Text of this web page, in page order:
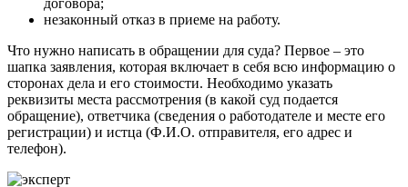
договора;
незаконный отказ в приеме на работу.
Что нужно написать в обращении для суда? Первое – это
шапка заявления, которая включает в себя всю информацию о
сторонах дела и его стоимости. Необходимо указать
реквизиты места рассмотрения (в какой суд подается
обращение), ответчика (сведения о работодателе и месте его
регистрации) и истца (Ф.И.О. отправителя, его адрес и
телефон).